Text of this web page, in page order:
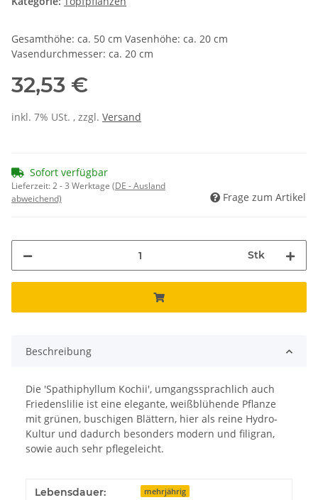
Gesamthöhe: ca. 50 cm Vasenhöhe: ca. 20 cm
Vasendurchmesser: ca. 20 cm
32,53 €
inkl. 7% USt. , zzgl. Versand
Sofort verfügbar
Lieferzeit:2 - 3 Werktage (DE - Ausland
abweichend)
Frage zum Artikel
Stk
Beschreibung
Die 'Spathiphyllum Kochii', umgangssprachlich auch
Friedenslilie ist eine elegante, weißblühende Pflanze
mit grünen, buschigen Blättern, hier als reine Hydro-
Kultur und dadurch besonders modern und filigran,
sowie auch sehr pflegeleicht.
Lebensdauer: mehrjährig